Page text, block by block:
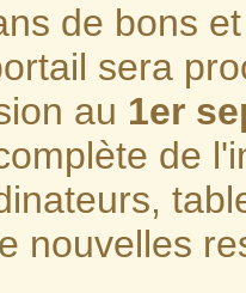
de bons
sera
au 1er
de
nouvelles